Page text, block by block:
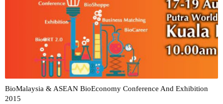
BioMalaysia & ASEAN BioEconomy Conference And Exhibition
2015